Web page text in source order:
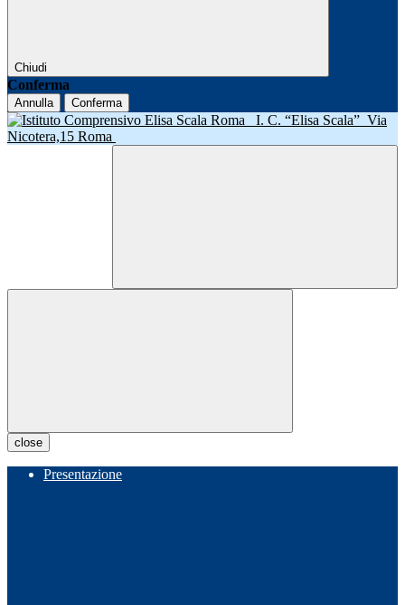
Chiudi
Conferma
Annulla Conferma
I. C. “Elisa Scala” Via
Nicotera,15 Roma
close
Presentazione